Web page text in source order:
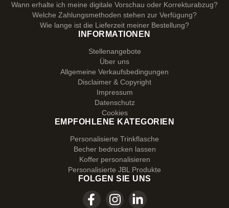
Wann erhalte ich meine digitale Vorschau oder Korrekturabzug?
Welche Zahlungsmethoden stehen zur Verfügung?
Wie lange ist die Lieferzeit meiner Bestellung?
INFORMATIONEN
Stellenangebote
Über uns
Allgemeine Verkaufsbedingungen
Disclaimer & Copyright
Impressum
Datenschutz
Cookies
EMPFOHLENE KATEGORIEN
Personalisierte Trinkflasche
Becher bedrucken lassen
Koffer personalisieren
Personalisierte JBL Produkte
FOLGEN SIE UNS